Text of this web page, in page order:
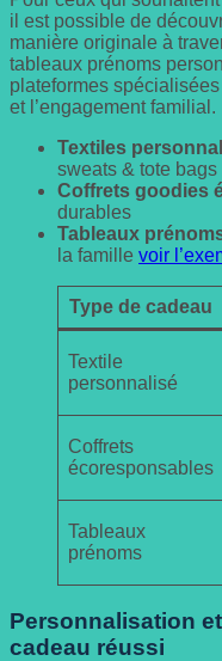
il est possible de
manière originale à
tableaux prénoms
plateformes
et l’engagement familial.
Textiles
sweats & tote
Coffrets goodies
durables
Tableaux
la famille voir
Type de cadeau
Textile
personnalisé
Coffrets
écoresponsables
Tableaux
prénoms
Personnalisation
cadeau réussi